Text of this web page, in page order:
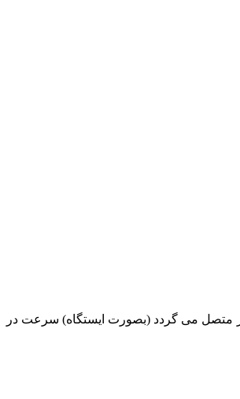
متصل می گردد (بصورت ایستگاه) سرعت در